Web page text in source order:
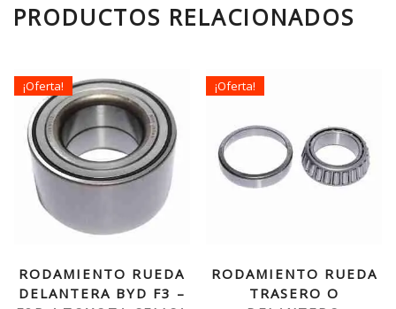
PRODUCTOS RELACIONADOS
¡Oferta!
RODAMIENTO RUEDA
DELANTERA BYD F3 –
¡Oferta!
RODAMIENTO RUEDA
TRASERO O